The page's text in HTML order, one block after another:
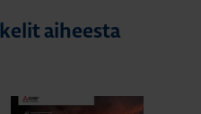
aiheesta